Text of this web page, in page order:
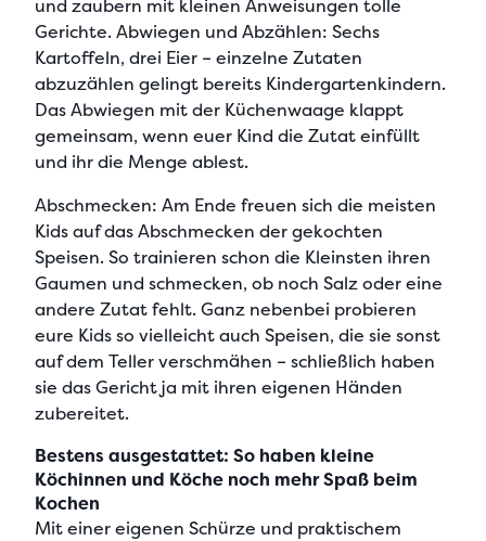
und zaubern mit kleinen Anweisungen tolle
Gerichte. Abwiegen und Abzählen: Sechs
Kartoffeln, drei Eier – einzelne Zutaten
abzuzählen gelingt bereits Kindergartenkindern.
Das Abwiegen mit der Küchenwaage klappt
gemeinsam, wenn euer Kind die Zutat einfüllt
und ihr die Menge ablest.
Abschmecken: Am Ende freuen sich die meisten
Kids auf das Abschmecken der gekochten
Speisen. So trainieren schon die Kleinsten ihren
Gaumen und schmecken, ob noch Salz oder eine
andere Zutat fehlt. Ganz nebenbei probieren
eure Kids so vielleicht auch Speisen, die sie sonst
auf dem Teller verschmähen – schließlich haben
sie das Gericht ja mit ihren eigenen Händen
zubereitet.
Bestens ausgestattet: So haben kleine
Köchinnen und Köche noch mehr Spaß beim
Kochen
Mit einereigenen Schürze und praktischem